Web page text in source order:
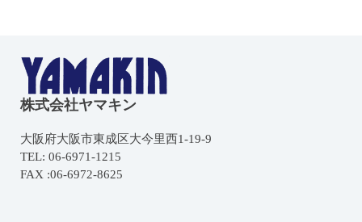
株式会社ヤマキン
大阪府大阪市東成区大今里西1-19-9
TEL: 06-6971-1215
FAX :06-6972-8625